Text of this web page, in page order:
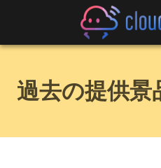
過去の提供景